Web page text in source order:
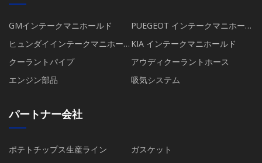
GMインテークマニホールド
PUEGEOT インテークマニホール
ド
ヒュンダイインテークマニホー
ルド
KIA インテークマニホールド
クーラントパイプ
アウディクーラントホース
エンジン部品
吸気システム
パートナー会社
ポテトチップス生産ライン
ガスケット